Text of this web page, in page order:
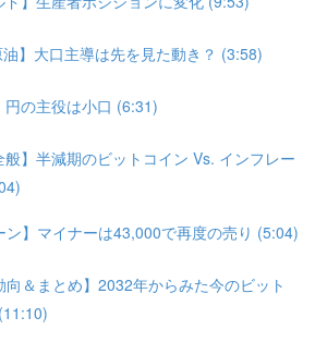
】大口主導は先を見た動き？ (3:58)
円の主役は小口 (6:31)
般】半減期のビットコイン Vs. インフレー
ン】マイナーは43,000で再度の売り (5:04)
向＆まとめ】2032年からみた今のビット